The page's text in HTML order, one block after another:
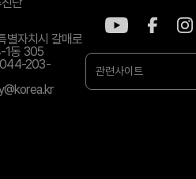
별자치시 갈매로
1동 305
044-203-
관련사이트